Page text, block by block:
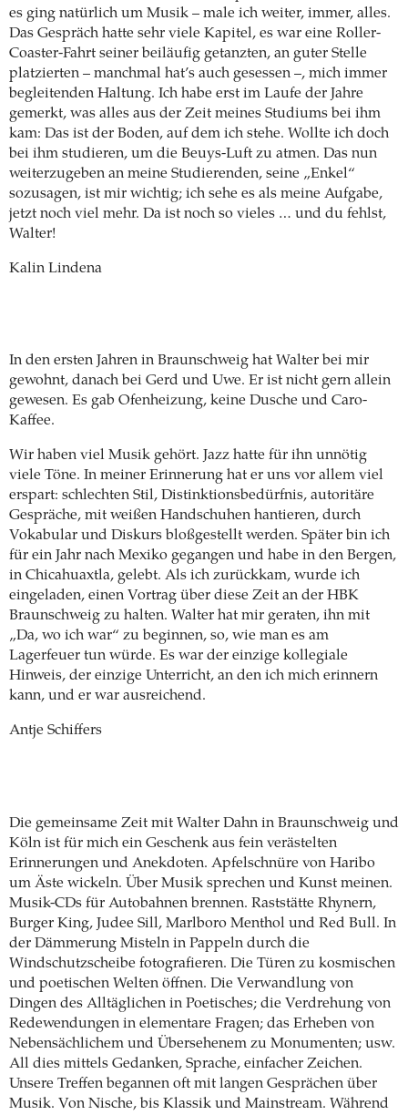
es ging natürlich um Musik – male ich weiter, immer, alles.
Das Gespräch hatte sehr viele Kapitel, es war eine Roller-
Coaster-Fahrt seiner beiläufig getanzten, an guter Stelle
platzierten – manchmal hat’s auch gesessen –, mich immer
begleitenden Haltung. Ich habe erst im Laufe der Jahre
gemerkt, was alles aus der Zeit meines Studiums bei ihm
kam: Das ist der Boden, auf dem ich stehe. Wollte ich doch
bei ihm studieren, um die Beuys-Luft zu atmen. Das nun
weiterzugeben an meine Studierenden, seine „Enkel“
sozusagen, ist mir wichtig; ich sehe es als meine Aufgabe,
jetzt noch viel mehr. Da ist noch so vieles … und du fehlst,
Walter!
Kalin Lindena
In den ersten Jahren in Braunschweig hat Walter bei mir
gewohnt, danach bei Gerd und Uwe. Er ist nicht gern allein
gewesen. Es gab Ofenheizung, keine Dusche und Caro-
Kaﬀee.
Wir haben viel Musik gehört. Jazz hatte für ihn unnötig
viele Töne. In meiner Erinnerung hat er uns vor allem viel
erspart: schlechten Stil, Distinktionsbedürfnis, autoritäre
Gespräche, mit weißen Handschuhen hantieren, durch
Vokabular und Diskurs bloßgestellt werden. Später bin ich
für ein Jahr nach Mexiko gegangen und habe in den Bergen,
in Chicahuaxtla, gelebt. Als ich zurückkam, wurde ich
eingeladen, einen Vortrag über diese Zeit an der HBK
Braunschweig zu halten. Walter hat mir geraten, ihn mit
„Da, wo ich war“ zu beginnen, so, wie man es am
Lagerfeuer tun würde. Es war der einzige kollegiale
Hinweis, der einzige Unterricht, an den ich mich erinnern
kann, und er war ausreichend.
Antje Schiﬀers
Die gemeinsame Zeit mit Walter Dahn in Braunschweig und
Köln ist für mich ein Geschenk aus fein verästelten
Erinnerungen und Anekdoten. Apfelschnüre von Haribo
um Äste wickeln. Über Musik sprechen und Kunst meinen.
Musik-CDs für Autobahnen brennen. Raststätte Rhynern,
Burger King, Judee Sill, Marlboro Menthol und Red Bull. In
der Dämmerung Misteln in Pappeln durch die
Windschutzscheibe fotografieren. Die Türen zu kosmischen
und poetischen Welten öffnen. Die Verwandlung von
Dingen des Alltäglichen in Poetisches; die Verdrehung von
Redewendungen in elementare Fragen; das Erheben von
Nebensächlichem und Übersehenem zu Monumenten; usw.
All dies mittels Gedanken, Sprache, einfacher Zeichen.
Unsere Treffen begannen oft mit langen Gesprächen über
Musik. Von Nische, bis Klassik und Mainstream. Während